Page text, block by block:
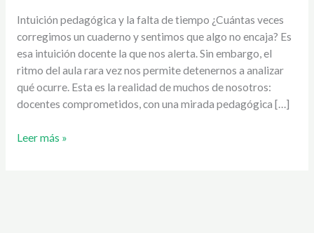
Intuición pedagógica y la falta de tiempo ¿Cuántas veces
corregimos un cuaderno y sentimos que algo no encaja? Es
esa intuición docente la que nos alerta. Sin embargo, el
ritmo del aula rara vez nos permite detenernos a analizar
qué ocurre. Esta es la realidad de muchos de nosotros:
docentes comprometidos, con una mirada pedagógica […]
en
la
escritura
infantil
Leer más »